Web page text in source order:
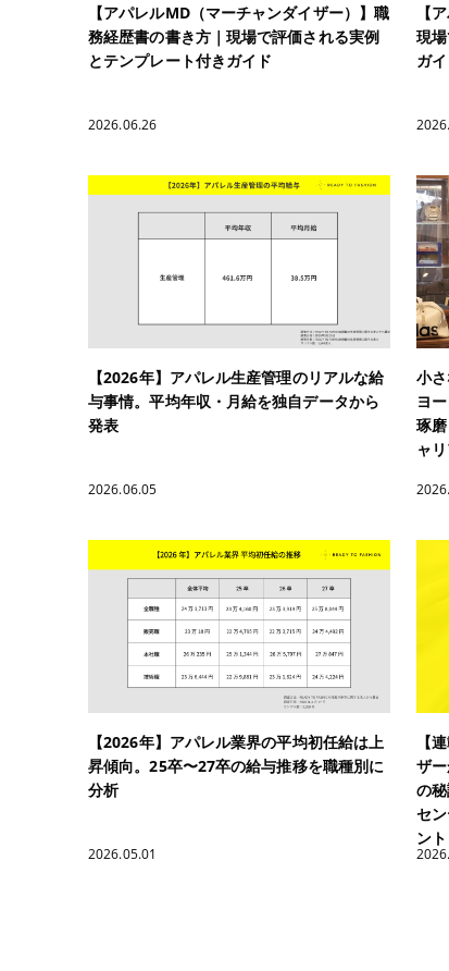
【アパレルMD（マーチャンダイザー）】職
務経歴書の書き方｜現場で評価される実例
とテンプレート付きガイド
2026.06.26
【
現
ガ
【2026年】アパレル生産管理のリアルな給
与事情。平均年収・月給を独自データから
発表
2026.06.05
小
ヨ
琢
ャ
【2026年】アパレル業界の平均初任給は上
昇傾向。25卒〜27卒の給与推移を職種別に
分析
2026.05.01
【
ザ
の
セ
ント